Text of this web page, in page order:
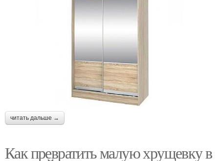
читать дальше →
Как превратить малую хрущевку в